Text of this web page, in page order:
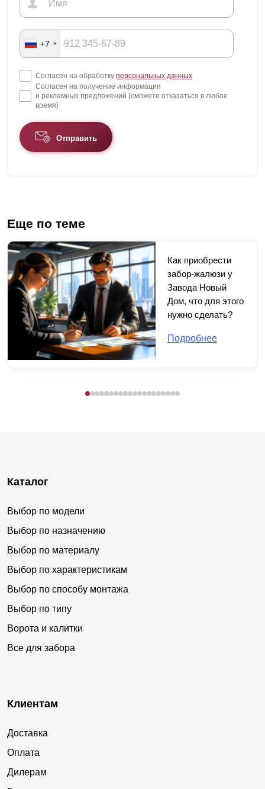
+7
Согласен на обработку персональных данных
Согласен на получение информации
и рекламных предложений (сможете отказаться в любое
время)
Отправить
Еще по теме
Как приобрести
забор-жалюзи у
Завода Новый
Дом, что для этого
нужно сделать?
Подробнее
Каталог
Выбор по модели
Выбор по назначению
Выбор по материалу
Выбор по характеристикам
Выбор по способу монтажа
Выбор по типу
Ворота и калитки
Все для забора
Клиентам
Доставка
Оплата
Дилерам